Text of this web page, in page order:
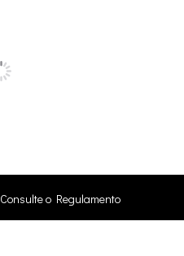
Consulte o Regulamento